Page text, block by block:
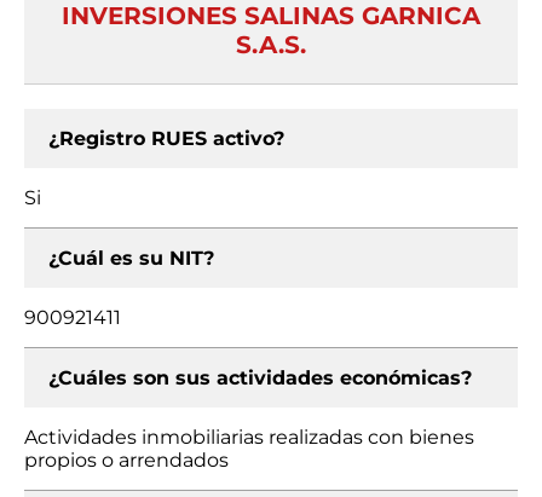
INVERSIONES SALINAS GARNICA
S.A.S.
¿Registro RUES activo?
Si
¿Cuál es su NIT?
900921411
¿Cuáles son sus actividades económicas?
Actividades inmobiliarias realizadas con bienes
propios o arrendados